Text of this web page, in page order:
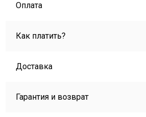
Оплата
Как платить?
Доставка
Гарантия и возврат